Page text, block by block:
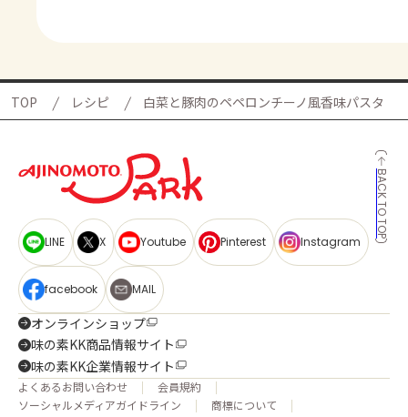
TOP レシピ 白菜と豚肉のペペロンチーノ風香味パスタ
BACK TO TOP
LINE X Youtube Pinterest Instagram
facebook MAIL
オンラインショップ
味の素KK商品情報サイト
味の素KK企業情報サイト
よくあるお問い合わせ
会員規約
ソーシャルメディアガイドライン
商標について